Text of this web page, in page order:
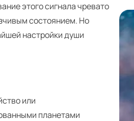
этого сигнала чревато
состоянием. Но
настройки души
или
планетами